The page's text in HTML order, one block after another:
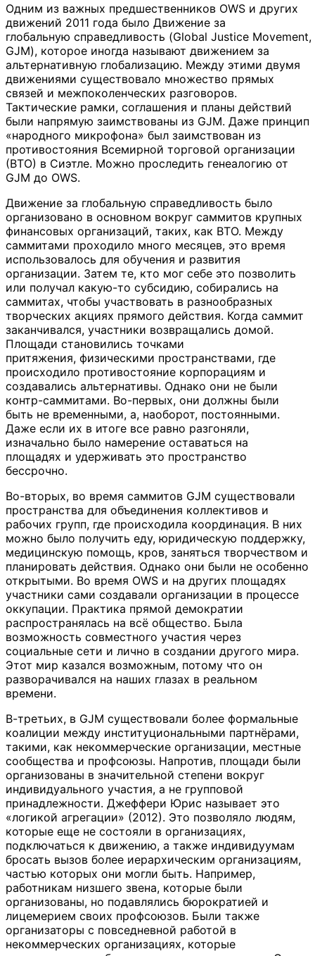
Одним из важных предшественников OWS и других
движений 2011 года было Движение за
глобальную справедливость (Global Justice Movement,
GJM), которое иногда называют движением за
альтернативную глобализацию. Между этими двумя
движениями существовало множество прямых
связей и межпоколенческих разговоров.
Тактические рамки, соглашения и планы действий
были напрямую заимствованы из GJM. Даже принцип
«народного микрофона» был заимствован из
противостояния Всемирной торговой организации
(ВТО) в Сиэтле. Можно проследить генеалогию от
GJM до OWS.
Движение за глобальную справедливость было
организовано в основном вокруг саммитов крупных
финансовых организаций, таких, как ВТО. Между
саммитами проходило много месяцев, это время
использовалось для обучения и развития
организации. Затем те, кто мог себе это позволить
или получал какую-то субсидию, собирались на
саммитах, чтобы участвовать в разнообразных
творческих акциях прямого действия. Когда саммит
заканчивался, участники возвращались домой.
Площади становились точками
притяжения, физическими пространствами, где
происходило противостояние корпорациям и
создавались альтернативы. Однако они не были
контр-саммитами. Во-первых, они должны были
быть не временными, а, наоборот, постоянными.
Даже если их в итоге все равно разгоняли,
изначально было намерение оставаться на
площадях и удерживать это пространство
бессрочно.
Во-вторых, во время саммитов GJM существовали
пространства для объединения коллективов и
рабочих групп, где происходила координация. В них
можно было получить еду, юридическую поддержку,
медицинскую помощь, кров, заняться творчеством и
планировать действия. Однако они были не особенно
открытыми. Во время OWS и на других площадях
участники сами создавали организации в процессе
оккупации. Практика прямой демократии
распространялась на всё общество. Была
возможность совместного участия через
социальные сети и лично в создании другого мира.
Этот мир казался возможным, потому что он
разворачивался на наших глазах в реальном
времени.
В-третьих, в GJM существовали более формальные
коалиции между институциональными партнёрами,
такими, как некоммерческие организации, местные
сообщества и профсоюзы. Напротив, площади были
организованы в значительной степени вокруг
индивидуального участия, а не групповой
принадлежности. Джеффери Юрис называет это
«логикой агрегации» (2012). Это позволяло людям,
которые еще не состояли в организациях,
подключаться к движению, а также индивидуумам
бросать вызов более иерархическим организациям,
частью которых они могли быть. Например,
работникам низшего звена, которые были
организованы, но подавлялись бюрократией и
лицемерием своих профсоюзов. Были также
организаторы с повседневной работой в
некоммерческих организациях, которые